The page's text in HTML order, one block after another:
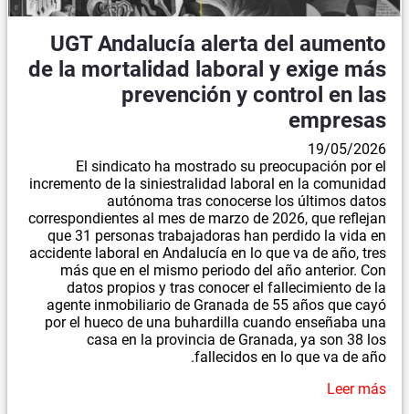
UGT Andalucía alerta del aumento
de la mortalidad laboral y exige más
prevención y control en las
empresas
19/05/2026
El sindicato ha mostrado su preocupación por el
incremento de la siniestralidad laboral en la comunidad
autónoma tras conocerse los últimos datos
correspondientes al mes de marzo de 2026, que reflejan
que 31 personas trabajadoras han perdido la vida en
accidente laboral en Andalucía en lo que va de año, tres
más que en el mismo periodo del año anterior. Con
datos propios y tras conocer el fallecimiento de la
agente inmobiliario de Granada de 55 años que cayó
por el hueco de una buhardilla cuando enseñaba una
casa en la provincia de Granada, ya son 38 los
fallecidos en lo que va de año.
Leer más